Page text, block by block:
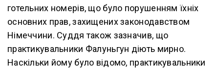
готельних номерів, що було порушенням їхніх
основних прав, захищених законодавством
Німеччини. Суддя також зазначив, що
практикувальники Фалуньгун діють мирно.
Наскільки йому було відомо, практикувальники